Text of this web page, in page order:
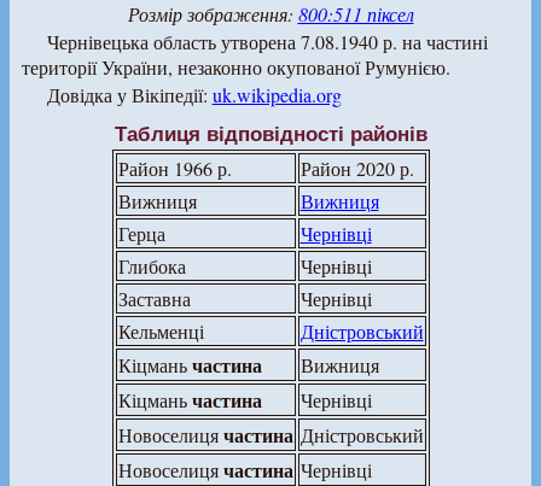
Розмір зображення: 800:511 піксел
Чернівецька область утворена 7.08.1940 р. на частині
території України, незаконно окупованої Румунією.
Довідка у Вікіпедії: uk.wikipedia.org
Таблиця відповідності районів
Район 1966 р.
Район 2020 р.
Вижниця
Вижниця
Герца
Чернівці
Глибока
Чернівці
Заставна
Чернівці
Кельменці
Дністровський
Кіцманьчастина
Вижниця
Кіцманьчастина
Чернівці
Новоселицячастина Дністровський
Новоселицячастина Чернівці